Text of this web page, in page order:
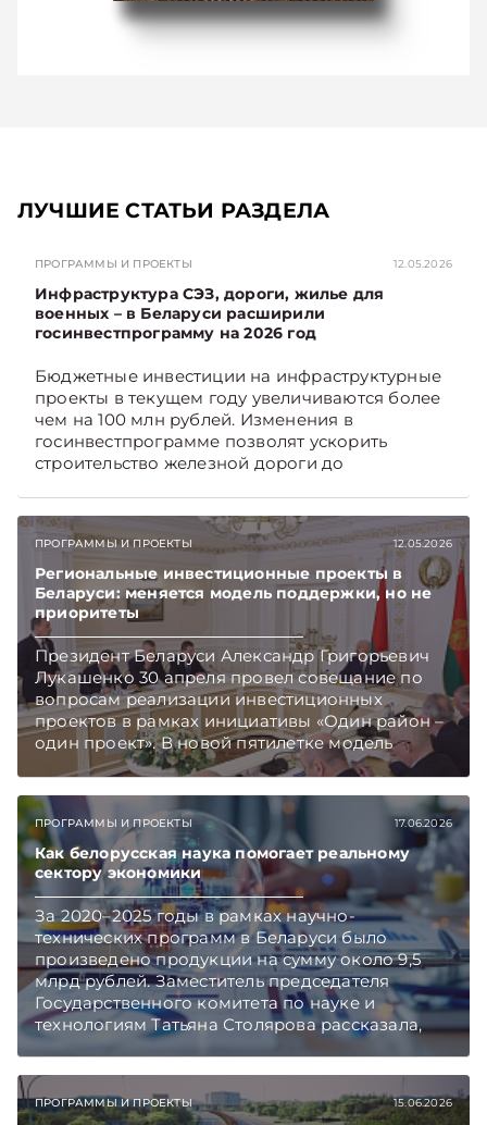
ЛУЧШИЕ СТАТЬИ РАЗДЕЛА
ПРОГРАММЫ И ПРОЕКТЫ 12.05.2026
Инфраструктура СЭЗ, дороги, жилье для
военных – в Беларуси расширили
госинвестпрограмму на 2026 год
Бюджетные инвестиции на инфраструктурные
проекты в текущем году увеличиваются более
чем на 100 млн рублей. Изменения в
госинвестпрограмме позволят ускорить
строительство железной дороги до
некоторых социальных объектов.
Подписывайтесь на Telegram‑канал и Viber,
чтобы не пропускать новые статьи
TelegramViber
ПРОГРАММЫ И ПРОЕКТЫ 12.05.2026
Региональные инвестиционные проекты в
Беларуси: меняется модель поддержки, но не
приоритеты
Президент Беларуси Александр Григорьевич
Лукашенко 30 апреля провел совещание по
вопросам реализации инвестиционных
проектов в рамках инициативы «Один район –
один проект». В новой пятилетке модель
поддержки таких проектов изменится, но
предотвратить отток населения из регионов и
распределить по стране точки роста.
Подписывайтесь на Telegram‑канал и Viber,
чтобы не пропускать новые статьи
TelegramViber
ПРОГРАММЫ И ПРОЕКТЫ 17.06.2026
Как белорусская наука помогает реальному
сектору экономики
За 2020–2025 годы в рамках научно-
технических программ в Беларуси было
произведено продукции на сумму около 9,5
млрд рублей. Заместитель председателя
Государственного комитета по науке и
технологиям Татьяна Столярова рассказала,
каким образом в нашей стране организовано
а также каких результатов ожидать от текущей
пятилетки. Подписывайтесь на Telegram‑канал
ПРОГРАММЫ И ПРОЕКТЫ 15.06.2026